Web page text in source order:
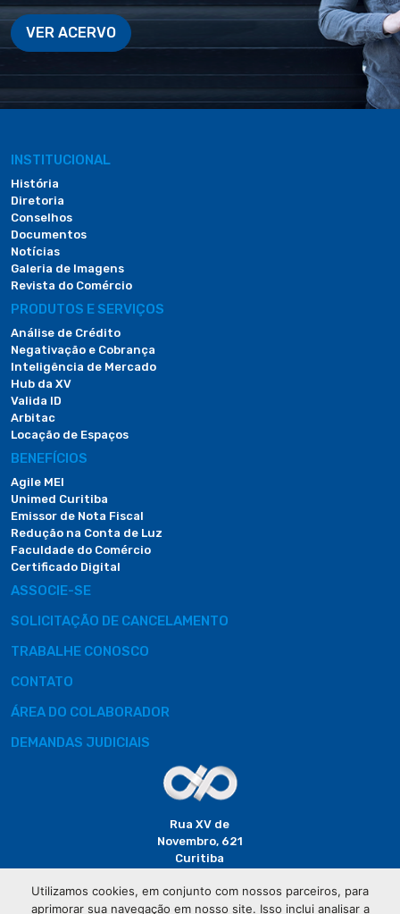
VER ACERVO
INSTITUCIONAL
História
Diretoria
Conselhos
Documentos
Notícias
Galeria de Imagens
Revista do Comércio
PRODUTOS E SERVIÇOS
Análise de Crédito
Negativação e Cobrança
Inteligência de Mercado
Hub da XV
Valida ID
Arbitac
Locação de Espaços
BENEFÍCIOS
Agile MEI
Unimed Curitiba
Emissor de Nota Fiscal
Redução na Conta de Luz
Faculdade do Comércio
Certificado Digital
ASSOCIE-SE
SOLICITAÇÃO DE CANCELAMENTO
TRABALHE CONOSCO
CONTATO
ÁREA DO COLABORADOR
DEMANDAS JUDICIAIS
Rua XV de
Novembro, 621
Curitiba
Utilizamos cookies, em conjunto com nossos parceiros, para
aprimorar sua navegação em nosso site. Isso inclui analisar a